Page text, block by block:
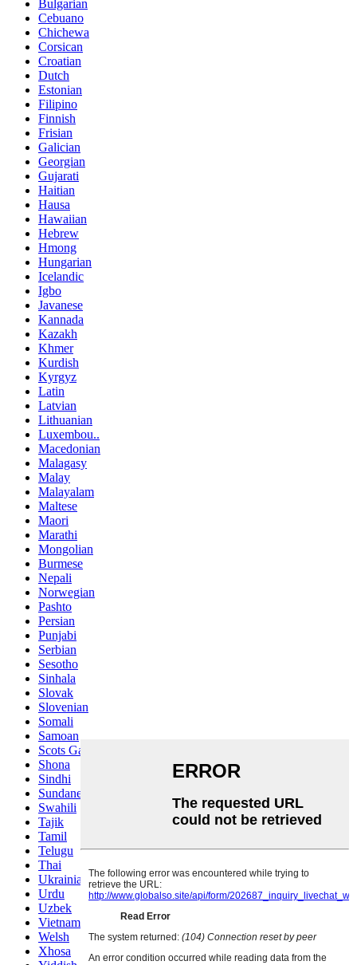
Bulgarian
Cebuano
Chichewa
Corsican
Croatian
Dutch
Estonian
Filipino
Finnish
Frisian
Galician
Georgian
Gujarati
Haitian
Hausa
Hawaiian
Hebrew
Hmong
Hungarian
Icelandic
Igbo
Javanese
Kannada
Kazakh
Khmer
Kurdish
Kyrgyz
Latin
Latvian
Lithuanian
Luxembou..
Macedonian
Malagasy
Malay
Malayalam
Maltese
Maori
Marathi
Mongolian
Burmese
Nepali
Norwegian
Pashto
Persian
Punjabi
Serbian
Sesotho
Sinhala
Slovak
Slovenian
Somali
Samoan
Scots Gaelic
Shona
Sindhi
Sundanese
Swahili
Tajik
Tamil
Telugu
Thai
Ukrainian
Urdu
Uzbek
Vietnamese
Welsh
Xhosa